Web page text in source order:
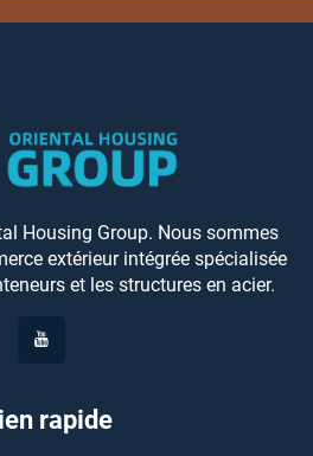
Housing Group. Nous sommes
extérieur intégrée spécialisée
et les structures en acier.
rapide